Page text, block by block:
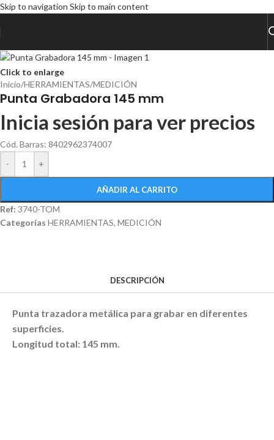
Skip to navigation Skip to main content
Click to enlarge
Inicio/HERRAMIENTAS/MEDICIÓN
Punta Grabadora 145 mm
Inicia sesión para ver precios
Cód. Barras: 8402962374007
-
+
AÑADIR AL CARRITO
Ref: 3740-TOM
Categorías HERRAMIENTAS, MEDICIÓN
DESCRIPCIÓN
Punta trazadora metálica para grabar en diferentes
superficies.
Longitud total: 145 mm.